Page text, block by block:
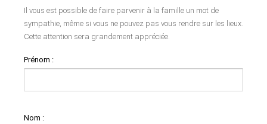
Il vous est possible de faire parvenir à la famille un mot de
sympathie, même si vous ne pouvez pas vous rendre sur les lieux.
Cette attention sera grandement appréciée.
Prénom :
Nom :